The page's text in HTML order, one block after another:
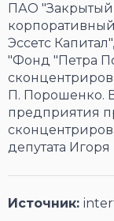
ПАО
Эссетс
"Фонд "Петра
П. Порошенко.
предприятия
депутата
Источник: